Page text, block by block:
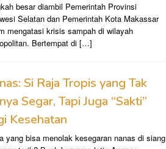
besar diambil Pemerintah Provinsi
Selatan dan Pemerintah Kota Makassar
mengatasi krisis sampah di wilayah
Bertempat di […]
Si Raja Tropis yang Tak
Segar, Tapi Juga “Sakti”
Kesehatan
yang bisa menolak kesegaran nanas di siang